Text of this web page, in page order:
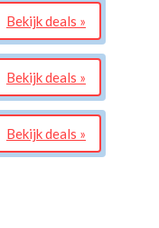
Bekijk deals »
Bekijk deals »
Bekijk deals »